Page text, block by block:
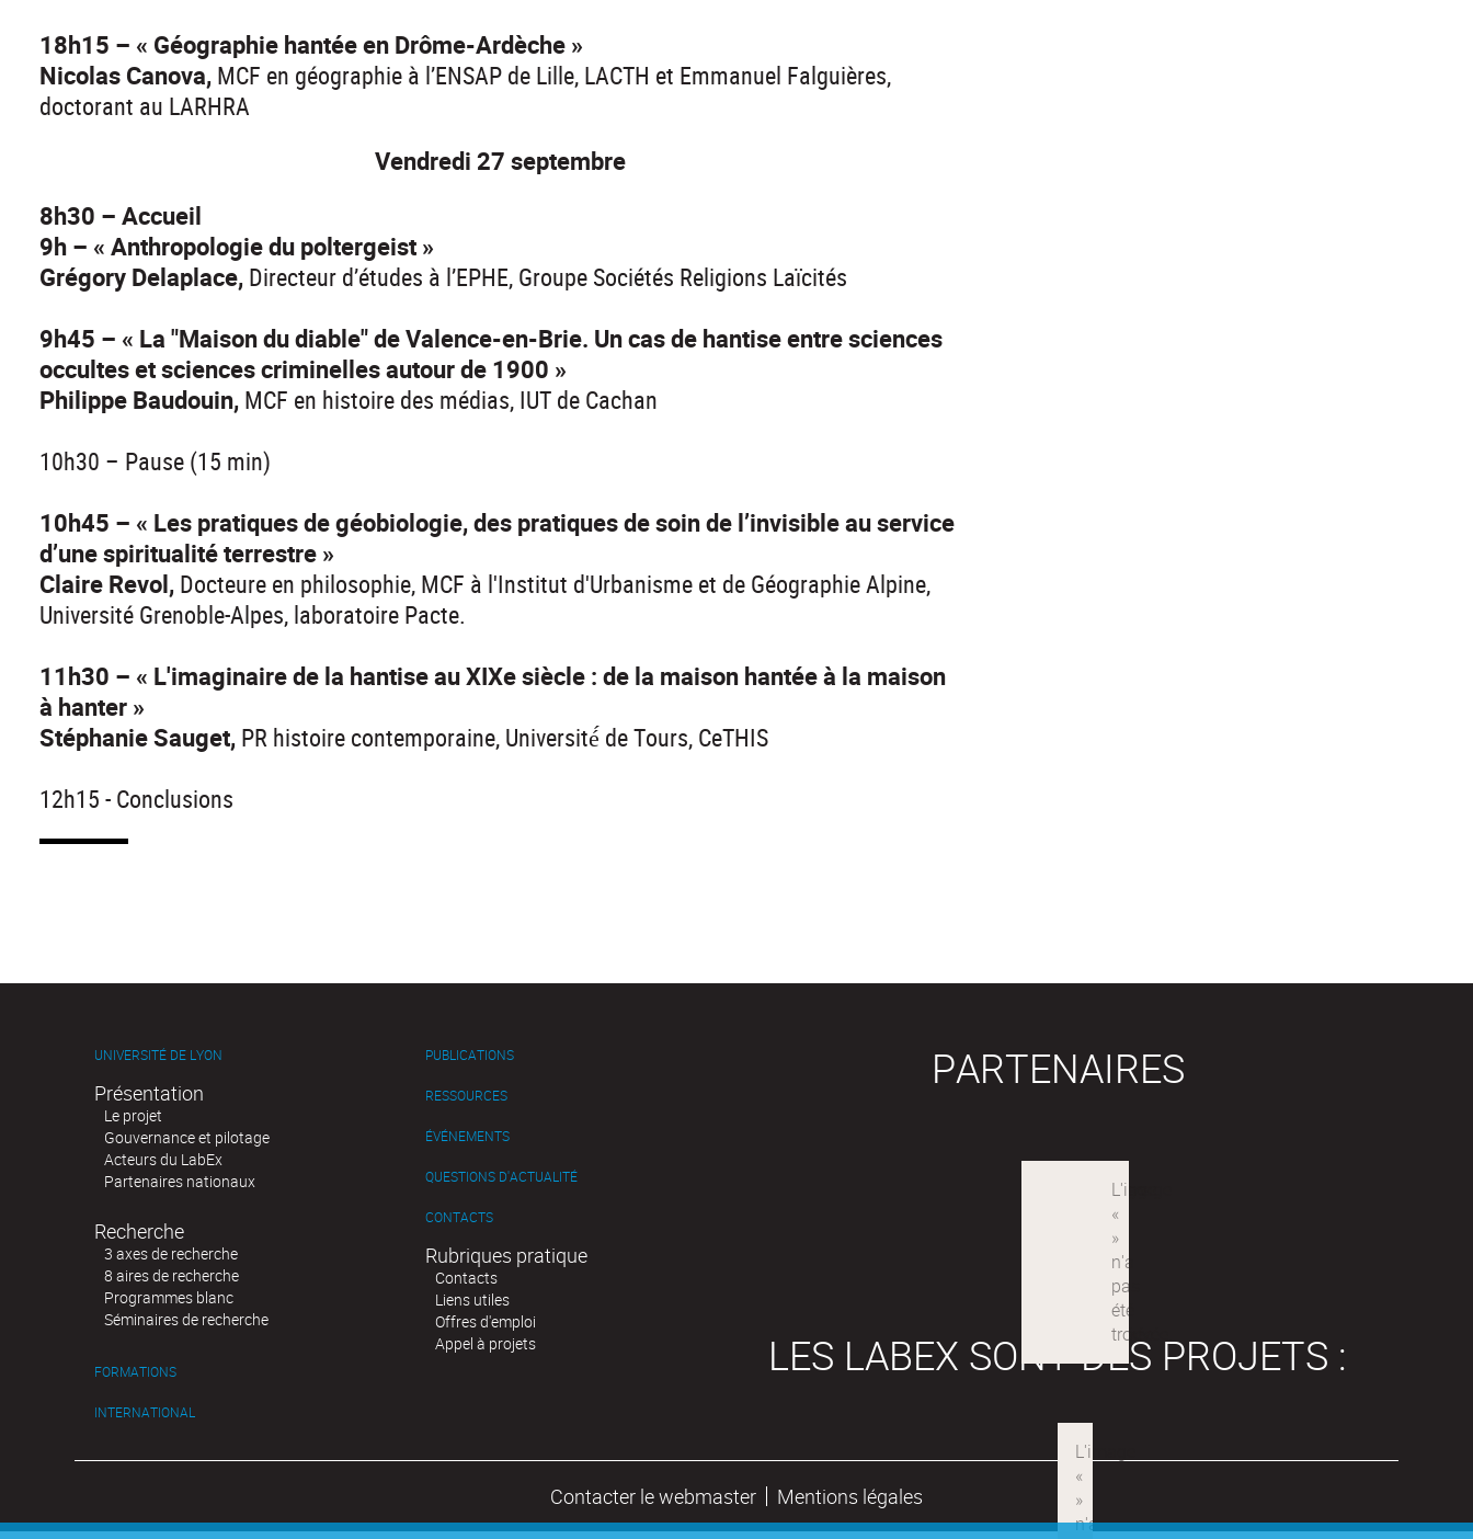
18h15 – « Géographie hantée en Drôme-Ardèche »
Nicolas Canova, MCF en géographie à l’ENSAP de Lille, LACTH et Emmanuel Falguières,
doctorant au LARHRA
Vendredi 27 septembre
8h30 – Accueil
9h – « Anthropologie du poltergeist »
Grégory Delaplace, Directeur d’études à l’EPHE, Groupe Sociétés Religions Laïcités
9h45 – « La "Maison du diable" de Valence-en-Brie. Un cas de hantise entre sciences
occultes et sciences criminelles autour de 1900 »
Philippe Baudouin, MCF en histoire des médias, IUT de Cachan
10h30 – Pause (15 min)
10h45 – « Les pratiques de géobiologie, des pratiques de soin de l’invisible au service
d’une spiritualité terrestre »
Claire Revol, Docteure en philosophie, MCF à l'Institut d'Urbanisme et de Géographie Alpine,
Université Grenoble-Alpes, laboratoire Pacte.
11h30 – « L'imaginaire de la hantise au XIXe siècle : de la maison hantée à la maison
à hanter »
Stéphanie Sauget, PR histoire contemporaine, Université́ de Tours, CeTHIS
12h15 - Conclusions
UNIVERSITÉ DE LYON
Présentation
Le projet
Gouvernance et pilotage
Acteurs du LabEx
Partenaires nationaux
Recherche
3 axes de recherche
8 aires de recherche
Programmes blanc
Séminaires de recherche
FORMATIONS
INTERNATIONAL
PUBLICATIONS
RESSOURCES
ÉVÉNEMENTS
QUESTIONS D'ACTUALITÉ
CONTACTS
Rubriques pratique
Contacts
Liens utiles
Offres d'emploi
Appel à projets
PARTENAIRES
LES LABEX SONT DES PROJETS :
Contacter le webmaster Mentions légales